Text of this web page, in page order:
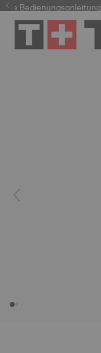
Bedienungsanleitung